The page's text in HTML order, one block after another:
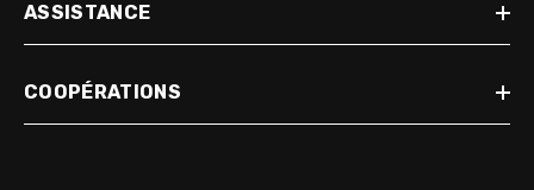
ASSISTANCE
COOPÉRATIONS